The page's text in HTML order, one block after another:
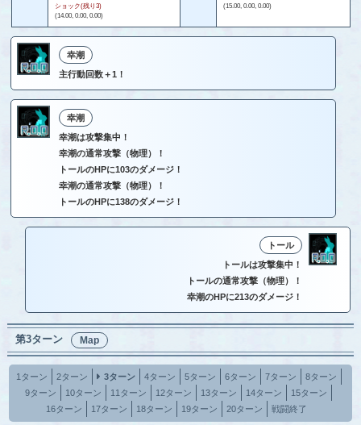
ショック(残り3)
(14.00, 0.00, 0.00)
(15.00, 0.00, 0.00)
幸潮
主行動回数＋1！
幸潮
幸潮は攻撃集中！
幸潮の通常攻撃（物理）！
トールのHPに103のダメージ！
幸潮の通常攻撃（物理）！
トールのHPに138のダメージ！
トール
トールは攻撃集中！
トールの通常攻撃（物理）！
幸潮のHPに213のダメージ！
第3ターン Map
1ターン 2ターン 3ターン 4ターン 5ターン 6ターン 7ターン
8ターン
9ターン
10ターン 11ターン 12ターン 13ターン 14ターン
15ターン
16ターン
17ターン 18ターン 19ターン 20ターン 戦闘終了